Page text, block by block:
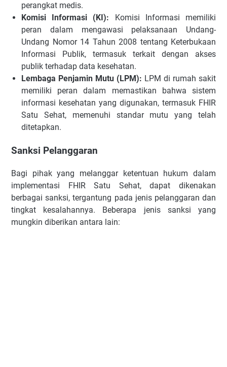
perangkat medis.
Komisi Informasi (KI): Komisi Informasi memiliki
peran dalam mengawasi pelaksanaan Undang-
Undang Nomor 14 Tahun 2008 tentang Keterbukaan
Informasi Publik, termasuk terkait dengan akses
publik terhadap data kesehatan.
Lembaga Penjamin Mutu (LPM): LPM di rumah sakit
memiliki peran dalam memastikan bahwa sistem
informasi kesehatan yang digunakan, termasuk FHIR
Satu Sehat, memenuhi standar mutu yang telah
ditetapkan.
Sanksi Pelanggaran
Bagi pihak yang melanggar ketentuan hukum dalam
implementasi FHIR Satu Sehat, dapat dikenakan
berbagai sanksi, tergantung pada jenis pelanggaran dan
tingkat kesalahannya. Beberapa jenis sanksi yang
mungkin diberikan antara lain: